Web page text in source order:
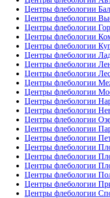
Центры флебологии
Центры флебологии
Центры флебологии
Центры флебологии
Центры флебологии
Центры флебологии
Центры флебологии
Центры флебологии
Центры флебологии
Центры флебологии
Центры флебологии
Центры флебологии
Центры флебологии
Центры флебологии
Центры флебологии
Центры флебологии
Центры флебологии
Центры флебологии
Центры флебологии
Центры флебологии
Центры флебологии